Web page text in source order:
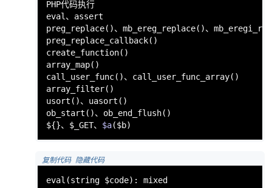
PHP代码执行
preg_replace()、 mb_ereg_replace()、
preg_replace_callback
create_function
array_map
call_user_func()、 call_user_func_array
array_filter
usort ()、 uasort
ob_start ()、 ob_end_flush()
${}、$_GET、 $a($b)
复制代码 隐藏代码
eval (string $code): mixed